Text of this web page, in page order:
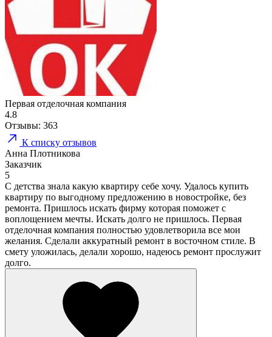
Первая отделочная компания
4.8
Отзывы: 363
К списку отзывов
Анна Плотникова
Заказчик
5
С детства знала какую квартиру себе хочу. Удалось купить
квартиру по выгодному предложению в новостройке, без
ремонта. Пришлось искать фирму которая поможет с
воплощением мечты. Искать долго не пришлось. Первая
отделочная компания полностью удовлетворила все мои
желания. Сделали аккуратный ремонт в восточном стиле. В
смету уложилась, делали хорошо, надеюсь ремонт прослужит
долго.